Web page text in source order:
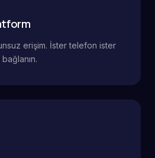
erişim. İster telefon ister